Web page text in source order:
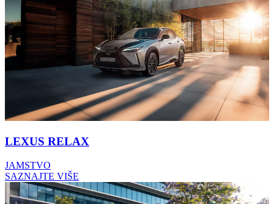
LEXUS RELAX
JAMSTVO
SAZNAJTE VIŠE